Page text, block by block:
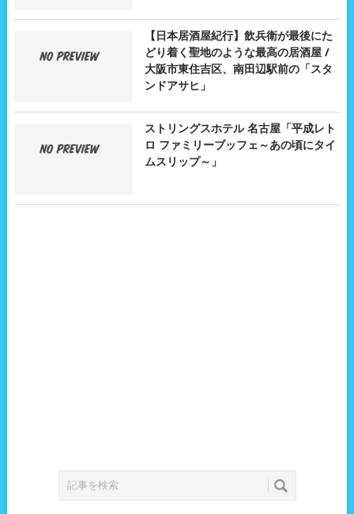
【日本居酒屋紀行】飲兵衛が最後にた
どり着く聖地のような最高の居酒屋 /
大阪市東住吉区、南田辺駅前の「スタ
ンドアサヒ」
ストリングスホテル 名古屋「平成レト
ロ ファミリーブッフェ～あの頃にタイ
ムスリップ～」